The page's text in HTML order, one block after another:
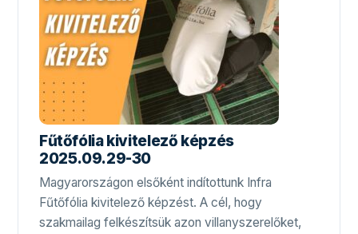
Fűtőfólia kivitelező képzés
2025.09.29-30
Magyarországon elsőként indítottunk Infra
Fűtőfólia kivitelező képzést. A cél, hogy
szakmailag felkészítsük azon villanyszerelőket,